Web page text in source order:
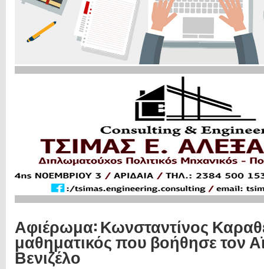
Αφιέρωμα: Κωνσταντίνος
μαθηματικός που βοήθησε τον
Βενιζέλο